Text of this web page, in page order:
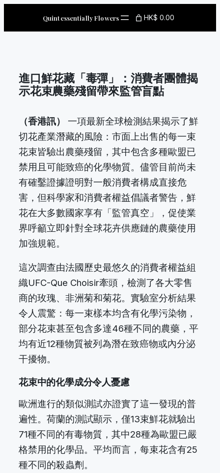
content
Quintessentially Flowers HK$ 0.00
進口鮮花藏「毒彈」：消費者團體揭
示花束農藥殘留帶來監管盲點
（香港訊）
一項最新全球檢測結果揭示了鮮
切花產業潛藏的風險：市面上出售的每一束
花束皆驗出農藥殘留，其中包含多種歐盟已
禁用且可能致癌的化學物質。儘管目前尚未
有確鑿證據證明對一般消費者構成直接危
害，但科學家和消費者權益倡議者警告，鮮
花在大多數國家享有「監管真空」，促使業
界呼籲立即針對全球花卉供應鏈的農藥使用
加強規範。
這次調查由法國歷史最悠久的消費者權益組
織UFC-Que Choisir牽頭，檢測了各大零售
商的玫瑰、非洲菊和菊花。實驗室分析結果
令人震驚：每一束樣本均含有化學污染物，
部分花束甚至包含多達46種不同的農藥，平
均有近12種物質被列為潛在致癌物或內分泌
干擾物。
花束中的化學成分令人憂慮
歐洲進行的類似測試亦證實了這一發現的普
遍性。荷蘭的測試顯示，僅13束鮮花就驗出
71種不同的有毒物質，其中28種為歐盟已嚴
格禁用的化學品。平均而言，每束花含有25
種不同的殺蟲劑。